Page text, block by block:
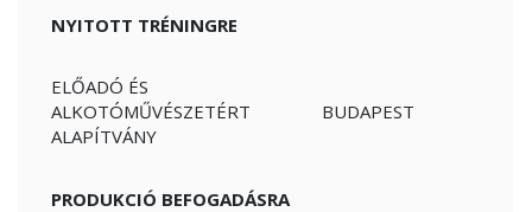
NYITOTT TRÉNINGRE
ELŐADÓ ÉS
ALKOTÓMŰVÉSZETÉRT
ALAPÍTVÁNY
BUDAPEST
PRODUKCIÓ BEFOGADÁSRA